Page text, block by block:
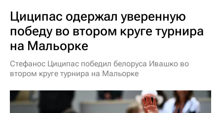
Циципас одержал уверенную
победу во втором круге турнира
на Мальорке
Стефанос Циципас победил белоруса Ивашко во
втором круге турнира на Мальорке